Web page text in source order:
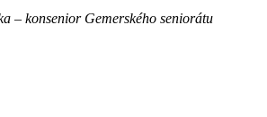
– konsenior Gemerského seniorátu